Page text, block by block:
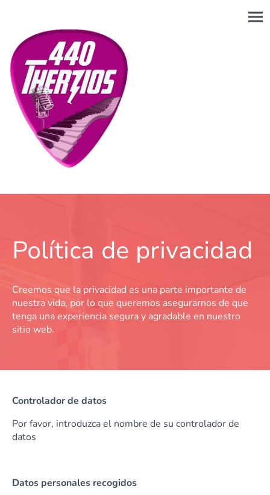
Política de privacidad
Creemos que la privacidad es una parte importante de
nuestra vida, por lo que queremos asegurarnos de que
tenga una experiencia segura y agradable en nuestro
sitio web.
Controlador de datos
Por favor, introduzca el nombre de su controlador de
datos
Datos personales recogidos